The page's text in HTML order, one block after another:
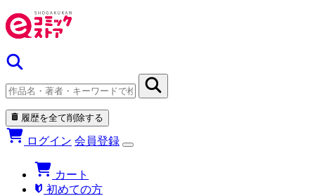
履歴を全て削除する
ログイン 会員登録
カート
初めての方